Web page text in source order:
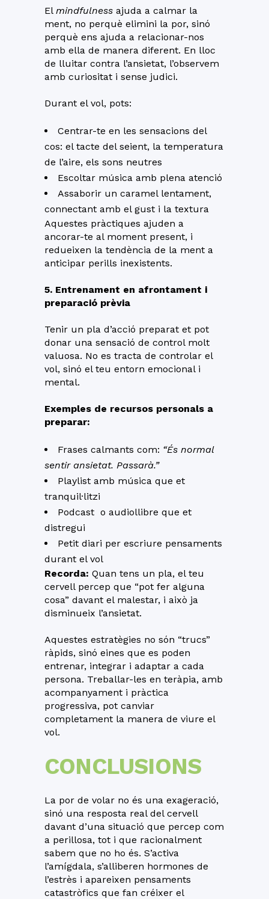
El mindfulness ajuda a calmar la
ment, no perquè elimini la por, sinó
perquè ens ajuda a relacionar-nos
amb ella de manera diferent. En lloc
de lluitar contra l’ansietat, l’observem
amb curiositat i sense judici.
Durant el vol, pots:
Centrar-te en les sensacions del
cos: el tacte del seient, la temperatura
de l’aire, els sons neutres
Escoltar música amb plena atenció
Assaborir un caramel lentament,
connectant amb el gust i la textura
Aquestes pràctiques ajuden a
ancorar-te al moment present, i
redueixen la tendència de la ment a
anticipar perills inexistents.
5. Entrenament en afrontament i
preparació prèvia
Tenir un pla d’acció preparat et pot
donar una sensació de control molt
valuosa. No es tracta de controlar el
vol, sinó el teu entorn emocional i
mental.
Exemples de recursos personals a
preparar:
Frases calmants com: “És normal
sentir ansietat. Passarà.”
Playlist amb música que et
tranquil·litzi
Podcast o audiollibre que et
distregui
Petit diari per escriure pensaments
durant el vol
Recorda: Quan tens un pla, el teu
cervell percep que “pot fer alguna
cosa” davant el malestar, i això ja
disminueix l’ansietat.
Aquestes estratègies no són “trucs”
ràpids, sinó eines que es poden
entrenar, integrar i adaptar a cada
persona. Treballar-les en teràpia, amb
acompanyament i pràctica
progressiva, pot canviar
completament la manera de viure el
vol.
CONCLUSIONS
La por de volar no és una exageració,
sinó una resposta real del cervell
davant d’una situació que percep com
a perillosa, tot i que racionalment
sabem que no ho és. S’activa
l’amígdala, s’alliberen hormones de
l’estrès i apareixen pensaments
catastròfics que fan créixer el